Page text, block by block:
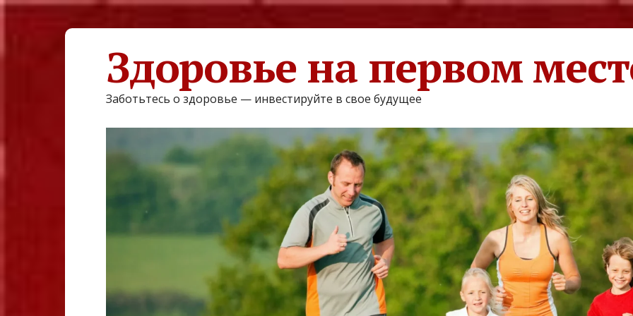
Здоровье на первом
Заботьтесь о здоровье — инвестируйте в свое будущее